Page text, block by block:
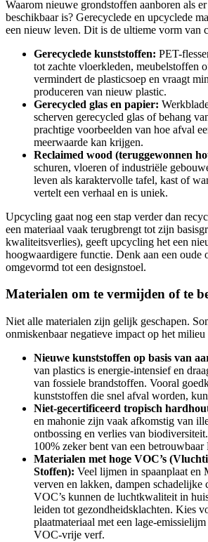
Waarom nieuwe grondstoffen aanboren als
beschikbaar is? Gerecyclede en upcyclede
een nieuw leven. Dit is de ultieme vorm van
Gerecyclede kunststoffen: PET-
tot zachte vloerkleden, meubelstoffen
vermindert de plasticsoep en vraagt
produceren van nieuw plastic.
Gerecycled glas en papier:
scherven gerecycled glas of behang
prachtige voorbeelden van hoe afval
meerwaarde kan krijgen.
Reclaimed wood (teruggewonnen
schuren, vloeren of industriële
leven als karaktervolle tafel, kast of
vertelt een verhaal en is uniek.
Upcycling gaat nog een stap verder dan
een materiaal vaak terugbrengt tot zijn
kwaliteitsverlies), geeft upcycling het een
hoogwaardigere functie. Denk aan een oude
omgevormd tot een designstoel.
Materialen om te vermijden of te
Niet alle materialen zijn gelijk geschapen.
onmiskenbaar negatieve impact op het
Nieuwe kunststoffen op basis van
van plastics is energie-intensief en
van fossiele brandstoffen. Vooral
kunststoffen die snel afval worden,
Niet-gecertificeerd tropisch
en mahonie zijn vaak afkomstig van
ontbossing en verlies van
100% zeker bent van een
Materialen met hoge VOC’s
Stoffen): Veel lijmen in spaanplaat en
verven en lakken, dampen schadelijke
VOC’s kunnen de luchtkwaliteit in
leiden tot gezondheidsklachten. Kies
plaatmateriaal met een lage-
VOC-vrije verf.